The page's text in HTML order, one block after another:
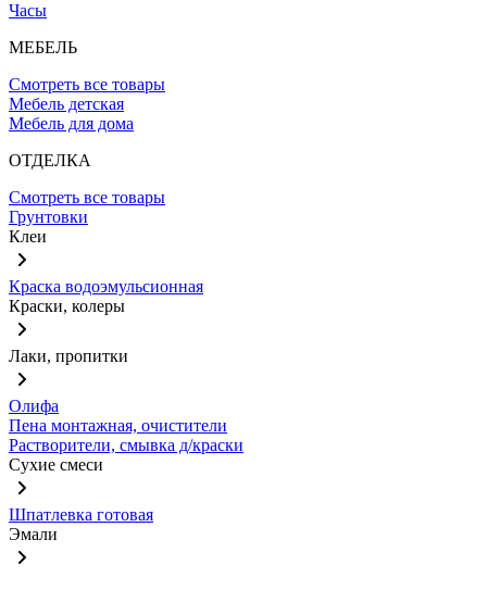
Часы
МЕБЕЛЬ
Смотреть все товары
Мебель детская
Мебель для дома
ОТДЕЛКА
Смотреть все товары
Грунтовки
Клеи
Краска водоэмульсионная
Краски, колеры
Лаки, пропитки
Олифа
Пена монтажная, очистители
Растворители, смывка д/краски
Сухие смеси
Шпатлевка готовая
Эмали